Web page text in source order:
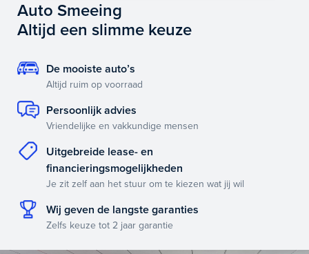
Auto Smeeing
Altijd een slimme keuze
De mooiste auto’s
Altijd ruim op voorraad
Persoonlijk advies
Vriendelijke en vakkundige mensen
Uitgebreide lease- en
financieringsmogelijkheden
Je zit zelf aan het stuur om te kiezen wat jij wil
Wij geven de langste garanties
Zelfs keuze tot 2 jaar garantie